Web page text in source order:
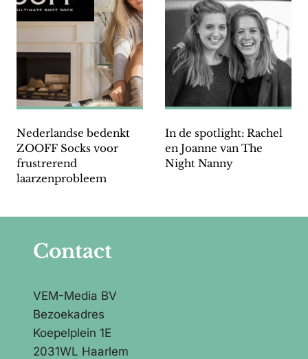
Nederlandse bedenkt
ZOOFF Socks voor
frustrerend
laarzenprobleem
In de spotlight: Rachel
en Joanne van The
Night Nanny
Contact
VEM-Media BV
Bezoekadres
Koepelplein 1E
2031WL Haarlem